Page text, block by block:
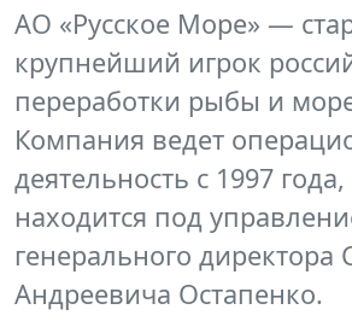
АО «Русское Море» —
крупнейший игрок
переработки рыбы и
Компания ведет
деятельность с 1997 года,
находится под
генерального директора
Андреевича Остапенко.